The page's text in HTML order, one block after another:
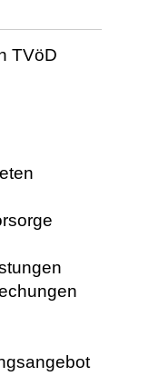
TVöD